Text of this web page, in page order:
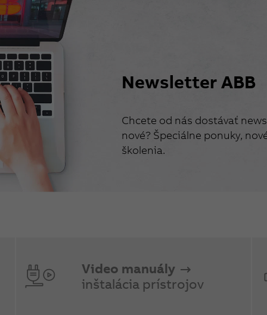
Newsletter ABB
Chcete od nás dostávať
nové? Špeciálne ponuky,
školenia.
Video manuály
inštalácia prístrojov